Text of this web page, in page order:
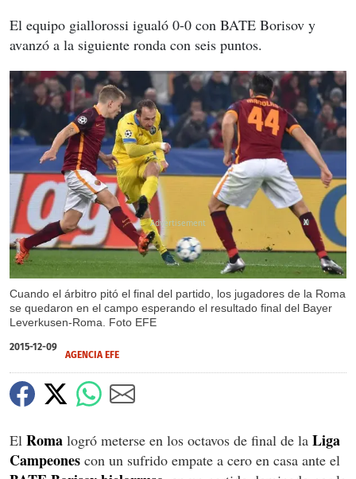
El equipo giallorossi igualó 0-0 con BATE Borisov y
avanzó a la siguiente ronda con seis puntos.
Cuando el árbitro pitó el final del partido, los jugadores de la Roma
se quedaron en el campo esperando el resultado final del Bayer
Leverkusen-Roma. Foto EFE
X
2015-12-09
AGENCIA EFE
El Roma logró meterse en los octavos de final de la Liga
Campeones con un sufrido empate a cero en casa ante el